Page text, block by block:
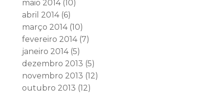
maio 2014(10)
abril 2014(6)
março 2014(10)
fevereiro 2014(7)
janeiro 2014(5)
dezembro 2013 (5)
novembro 2013 (12)
outubro 2013 (12)